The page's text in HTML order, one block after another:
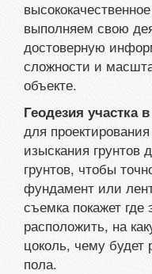
выполняем свою
достоверную
сложности и
объекте.
Геодезия участка
для
изыскания грунтов
грунтов, чтобы
фундамент или
съемка покажет
расположить, на
цоколь, чему будет
пола.